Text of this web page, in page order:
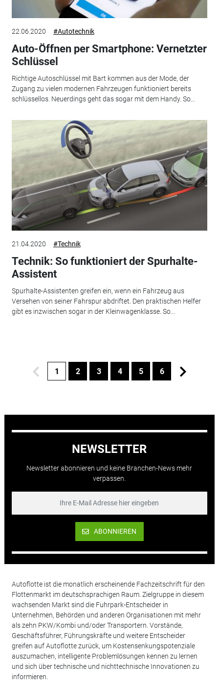
22.06.2020 #Autotechnik
Auto-Öffnen per Smartphone: Vernetzter
Schlüssel
Richtige Autoschlüssel mit Bart kommen aus der Mode, der
Zugang zu vielen modernen Fahrzeugen funktioniert bereits
schlüssellos. Neuerdings geht das sogar mit dem Handy. So...
21.04.2020 #Technik
Technik: So funktioniert der Spurhalte-
Assistent
Spurhalte-Assistenten greifen ein, wenn ein Fahrzeug aus
Versehen von seiner Fahrspur abdriftet. Den praktischen Helfer
gibt es inzwischen sogar in der Kleinwagenklasse. So...
1 2 3 4 5 6
NEWSLETTER
Newsletter abonnieren und keine Branchen-News mehr
verpassen.
ABONNIEREN
Autoflotte ist die monatlich erscheinende Fachzeitschrift für den
Flottenmarkt im deutschsprachigen Raum. Zielgruppe in diesem
wachsenden Markt sind die Fuhrpark-Entscheider in
Unternehmen, Behörden und anderen Organisationen mit mehr
als zehn PKW/Kombi und/oder Transportern. Vorstände,
Geschäftsführer, Führungskräfte und weitere Entscheider
greifen auf Autoflotte zurück, um Kostensenkungspotenziale
auszumachen, intelligente Problemlösungen kennen zu lernen
und sich über technische und nichttechnische Innovationen zu
informieren.